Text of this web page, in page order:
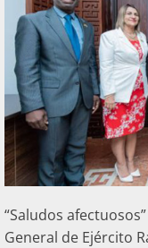
“Saludos
General de Ejército